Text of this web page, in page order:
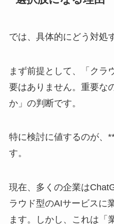
では、具体的にどう対処
まず前提として、「クラ
要はありません。重要な
か」の判断です。
特に検討に値するのが、
す。
現在、多くの企業は
ラウド型のAIサービスに
ます。しかし、これは「